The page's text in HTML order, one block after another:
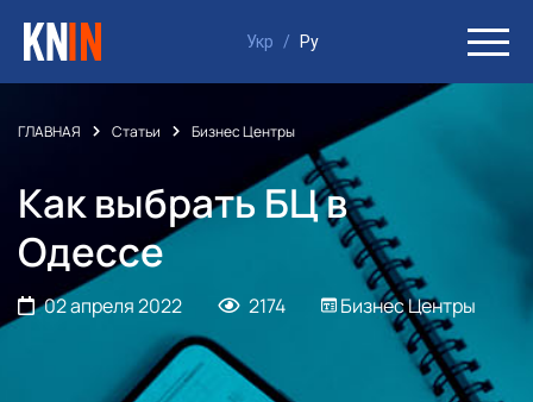
Укр / Ру
ГЛАВНАЯ Статьи Бизнес Центры
Как выбрать БЦ в
Одессе
02 апреля 2022 2174 Бизнес Центры